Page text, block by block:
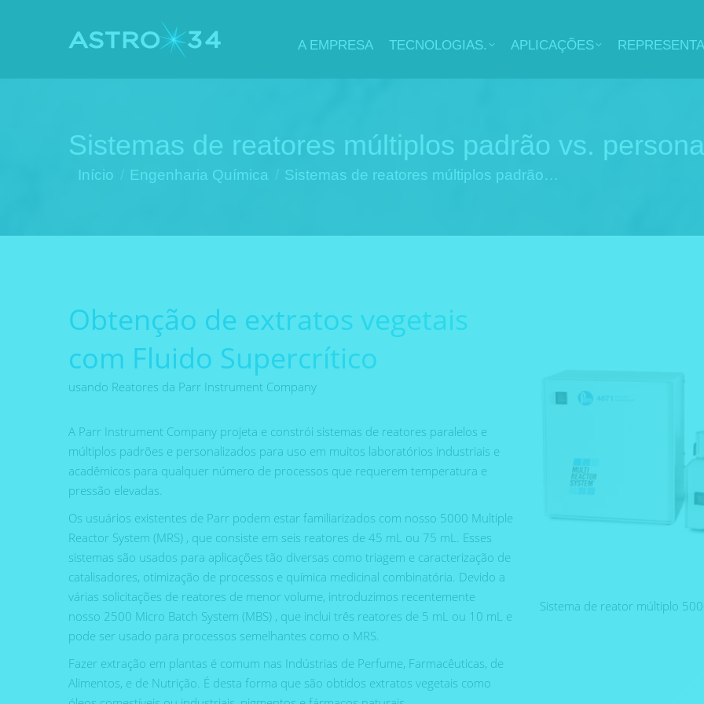
A EMPRESA TECNOLOGIAS. APLICAÇÕES
Sistemas de reatores múltiplos padrão vs.
Você está aqui:
Início Engenharia Química Sistemas de reatores múltiplos padrão…
Obtenção de extratos vegetais
com Fluido Supercrítico
usando Reatores da Parr Instrument Company
A Parr Instrument Company projeta e constrói sistemas de reatores paralelos e
múltiplos padrões e personalizados para uso em muitos laboratórios industriais e
acadêmicos para qualquer número de processos que requerem temperatura e
pressão elevadas.
Os usuários existentes de Parr podem estar familiarizados com nosso 5000 Multiple
Reactor System (MRS) , que consiste em seis reatores de 45 mL ou 75 mL. Esses
sistemas são usados ​​para aplicações tão diversas como triagem e caracterização de
catalisadores, otimização de processos e química medicinal combinatória. Devido a
várias solicitações de reatores de menor volume, introduzimos recentemente
nosso 2500 Micro Batch System (MBS) , que inclui três reatores de 5 mL ou 10 mL e
pode ser usado para processos semelhantes como o MRS.
Fazer extração em plantas é comum nas Indústrias de Perfume, Farmacêuticas, de
Alimentos, e de Nutrição. É desta forma que são obtidos extratos vegetais como
Sistema de reator múltiplo